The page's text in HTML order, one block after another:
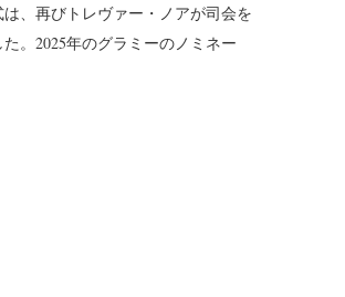
、再びトレヴァー・ノアが司会を
。2025年のグラミーのノミネー